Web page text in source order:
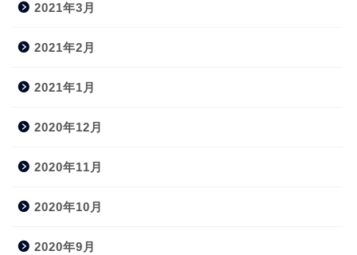
2021年3月
2021年2月
2021年1月
2020年12月
2020年11月
2020年10月
2020年9月